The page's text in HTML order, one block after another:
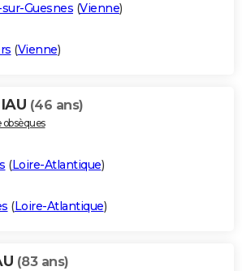
Guesnes (Vienne)
(Vienne)
(46 ans)
(Loire-Atlantique)
(Loire-Atlantique)
(83 ans)